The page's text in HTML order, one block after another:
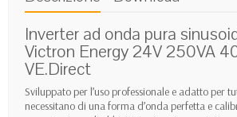
Inverter ad onda pura
Victron Energy 24V 250VA
VE.Direct
Sviluppato per l’uso professionale e adatto per
necessitano di una forma d’onda perfetta e